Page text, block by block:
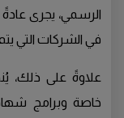
الرسمي، يجرى عادةً
في الشركات التي
علاوةً على ذلك،
خاصة وبرامج